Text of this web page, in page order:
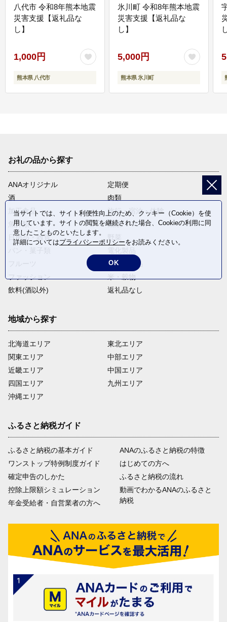
八代市 令和8年熊本地震
災害支援【返礼品な
し】
1,000円
熊本県 八代市
氷川町 令和8年熊本地震
災害支援【返礼品な
し】
5,000円
熊本県 氷川町
お礼の品から探す
ANAオリジナル
定期便
酒
肉類
加工食品
旅行・宿泊・体験
魚介類
麺類
日用品・雑貨
卵・乳製品
飲料(酒以外)
返礼品なし
地域から探す
北海道エリア
関東エリア
近畿エリア
四国エリア
沖縄エリア
東北エリア
中部エリア
中国エリア
九州エリア
ふるさと納税ガイド
ふるさと納税の基本ガイド
ワンストップ特例制度ガイド
確定申告のしかた
控除上限額シミュレーション
年金受給者・自営業者の方へ
ANAのふるさと納税の特徴
はじめての方へ
ふるさと納税の流れ
動画でわかるANAのふるさと
納税
当サイトでは、サイト利便性向上のため、クッキー（Cookie）を使
用しています。サイトの閲覧を継続された場合、Cookieの利用に同
意したことものといたします。
詳細についてはプライバシーポリシーをお読みください。
OK